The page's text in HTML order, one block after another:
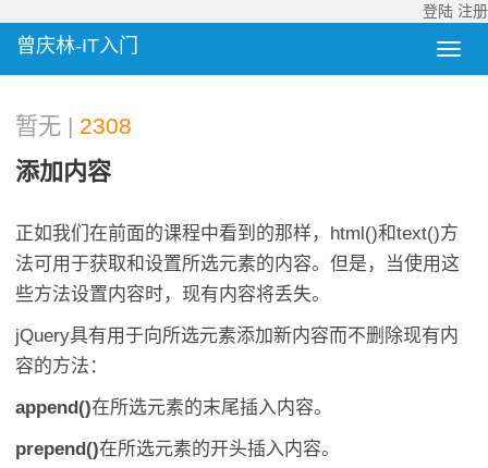
登陆 注册
曾庆林-IT入门
暂无 | 2308
添加内容
正如我们在前面的课程中看到的那样，html()和text()方
法可用于获取和设置所选元素的内容。但是，当使用这
些方法设置内容时，现有内容将丢失。
jQuery具有用于向所选元素添加新内容而不删除现有内
容的方法：
append()在所选元素的末尾插入内容。
prepend()在所选元素的开头插入内容。